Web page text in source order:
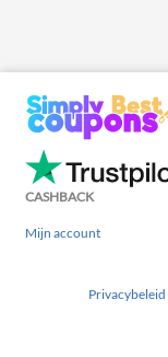
CASHBACK
Mijn account
Privacybeleid